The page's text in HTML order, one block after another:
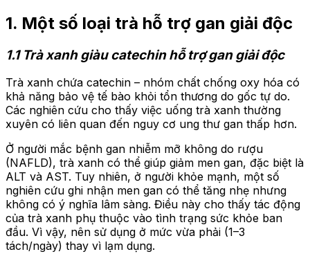
1. Một số loại trà hỗ trợ gan giải độc
1.1 Trà xanh giàu catechin hỗ trợ gan giải độc
Trà xanh chứa catechin – nhóm chất chống oxy hóa có
khả năng bảo vệ tế bào khỏi tổn thương do gốc tự do.
Các nghiên cứu cho thấy việc uống trà xanh thường
xuyên có liên quan đến nguy cơ ung thư gan thấp hơn.
Ở người mắc bệnh gan nhiễm mỡ không do rượu
(NAFLD), trà xanh có thể giúp giảm men gan, đặc biệt là
ALT và AST. Tuy nhiên, ở người khỏe mạnh, một số
nghiên cứu ghi nhận men gan có thể tăng nhẹ nhưng
không có ý nghĩa lâm sàng. Điều này cho thấy tác động
của trà xanh phụ thuộc vào tình trạng sức khỏe ban
đầu. Vì vậy, nên sử dụng ở mức vừa phải (1–3
tách/ngày) thay vì lạm dụng.